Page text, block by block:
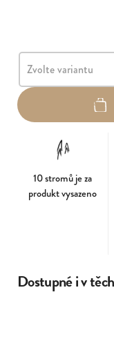
10 stromů je za
produkt vysazeno
Dostupné i v